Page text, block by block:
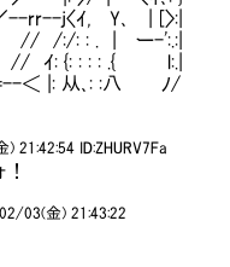
rr--j〈ｲ, Y､ | [〉:|
// /:/: : . | ー-':.:|
ｲ: {: : : : .{ l:.|
＜ |: 从､: :八 ﾉ/
) 21:42:54 ID:ZHURV7Fa
03(金) 21:43:22